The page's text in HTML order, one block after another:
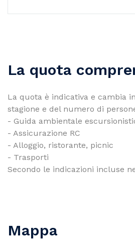
La quota
La quota è indicativa e cambia
stagione e del numero di
- Guida ambientale
- Assicurazione RC
- Alloggio, ristorante, picnic
- Trasporti
Secondo le indicazioni incluse
Mappa